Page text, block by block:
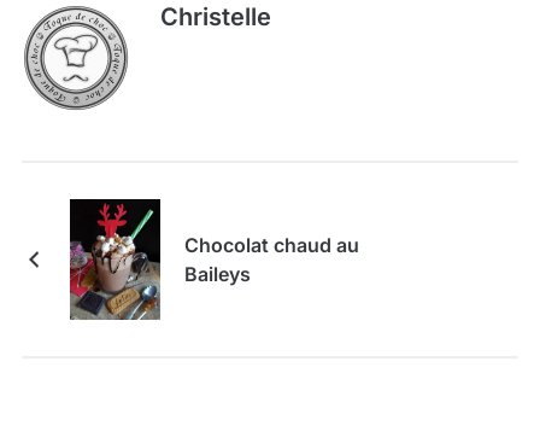
Christelle
Chocolat chaud au
Baileys